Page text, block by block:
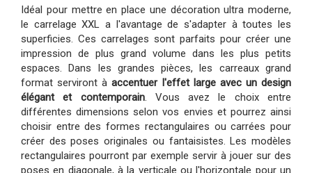
Idéal pour mettre en place une décoration ultra moderne,
le carrelage XXL a l'avantage de s'adapter à toutes les
superficies. Ces carrelages sont parfaits pour créer une
impression de plus grand volume dans les plus petits
espaces. Dans les grandes pièces, les carreaux grand
format serviront àaccentuer l'effet large avec un design
élégant et contemporain. Vous avez le choix entre
différentes dimensions selon vos envies et pourrez ainsi
choisir entre des formes rectangulaires ou carrées pour
créer des poses originales ou fantaisistes. Les modèles
rectangulaires pourront par exemple servir à jouer sur des
poses en diagonale, à la verticale ou l'horizontale pour un